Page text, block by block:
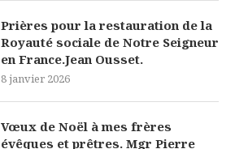
Prières pour la restauration de la
Royauté sociale de Notre Seigneur
en France.Jean Ousset.
8 janvier 2026
Vœux de Noël à mes frères
évêques et prêtres. Mgr Pierre